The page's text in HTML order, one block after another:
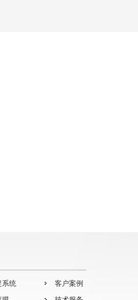
系统
客户案例